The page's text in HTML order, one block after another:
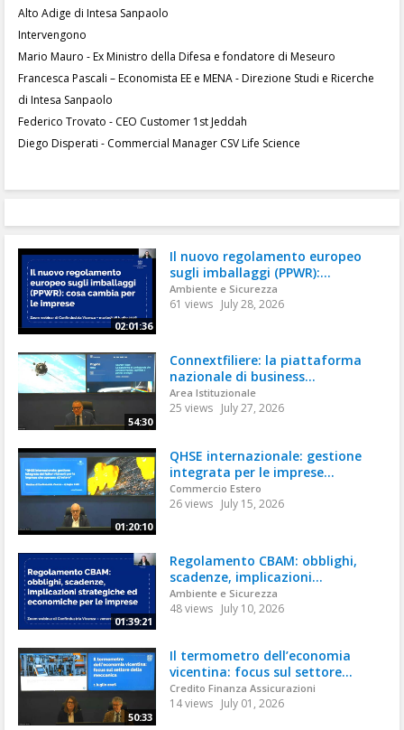
Alto Adige di Intesa Sanpaolo
Intervengono
Mario Mauro - Ex Ministro della Difesa e fondatore di Meseuro
Francesca Pascali – Economista EE e MENA - Direzione Studi e Ricerche
di Intesa Sanpaolo
Federico Trovato - CEO Customer 1st Jeddah
Diego Disperati - Commercial Manager CSV Life Science
02:01:36
Il nuovo regolamento europeo
sugli imballaggi (PPWR):...
Ambiente e Sicurezza
61 views July 28, 2026
54:30
Connextfiliere: la piattaforma
nazionale di business...
Area Istituzionale
25 views July 27, 2026
01:20:10
QHSE internazionale: gestione
integrata per le imprese...
Commercio Estero
26 views July 15, 2026
01:39:21
Regolamento CBAM: obblighi,
scadenze, implicazioni...
Ambiente e Sicurezza
48 views July 10, 2026
50:33
Il termometro dell’economia
vicentina: focus sul settore...
Credito Finanza Assicurazioni
14 views July 01, 2026